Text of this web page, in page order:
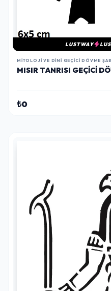
LUSTWAY
MITOLOJI VE DINI GEÇICI DÖVME
MISIR TANRISI GEÇICI
₺0